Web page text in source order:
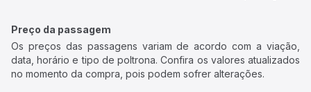
Preço da passagem
Os preços das passagens variam de acordo com a viação,
data, horário e tipo de poltrona. Confira os valores atualizados
no momento da compra, pois podem sofrer alterações.